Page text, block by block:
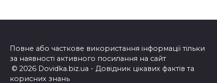
Повне або часткове використання інформації тільки
за наявності активного посилання на сайт
© 2026 Dovidka.biz.ua - Довідник цікавих фактів та
корисних знань